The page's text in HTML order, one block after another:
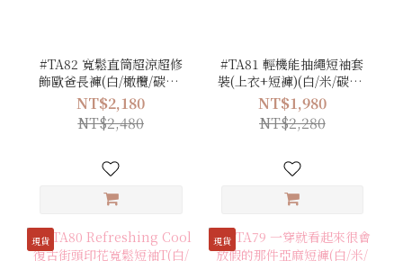
#TA82 寬鬆直筒超涼超修
飾歐爸長褲(白/橄欖/碳灰/
黑)
NT$2,180
NT$2,480
#TA81 輕機能抽繩短袖套
裝(上衣+短褲)(白/米/碳灰/
黑)
NT$1,980
NT$2,280
現貨 現貨